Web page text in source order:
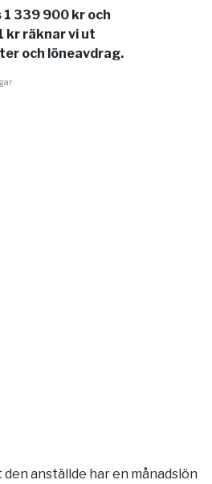
339 900 kr och
kr räknar vi ut
och löneavdrag.
anställde har en månadslön